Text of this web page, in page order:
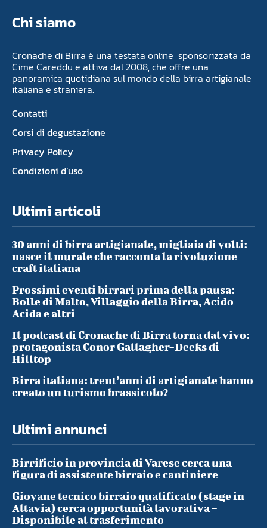
Chi siamo
Cronache di Birra è una testata online sponsorizzata da
Cime Careddu e attiva dal 2008, che offre una
panoramica quotidiana sul mondo della birra artigianale
italiana e straniera.
Contatti
Corsi di degustazione
Privacy Policy
Condizioni d’uso
Ultimi articoli
30 anni di birra artigianale, migliaia di volti:
nasce il murale che racconta la rivoluzione
craft italiana
Prossimi eventi birrari prima della pausa:
Bolle di Malto, Villaggio della Birra, Acido
Acida e altri
Il podcast di Cronache di Birra torna dal vivo:
protagonista Conor Gallagher-Deeks di
Hilltop
Birra italiana: trent’anni di artigianale hanno
creato un turismo brassicolo?
Ultimi annunci
Birrificio in provincia di Varese cerca una
figura di assistente birraio e cantiniere
Giovane tecnico birraio qualificato (stage in
Altavia) cerca opportunità lavorativa –
Disponibile al trasferimento